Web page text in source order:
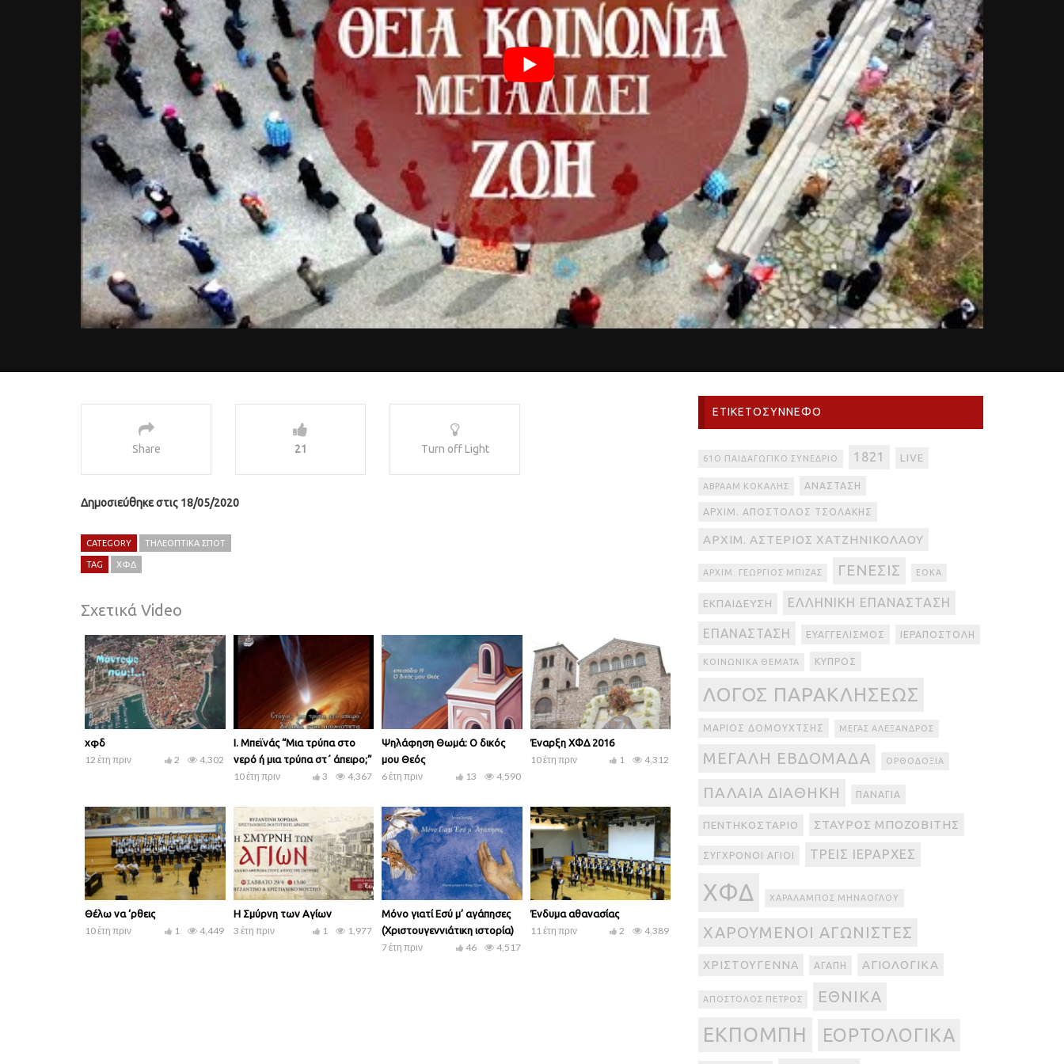
Share 21 Turn off Light
Δημοσιεύθηκε στις 18/05/2020
CATEGORY ΤΗΛΕΟΠΤΙΚΆ ΣΠΟΤ
TAG ΧΦΔ
Σχετικά Video
χφδ
12 έτη πριν 4,302
2
Ι. Μπεϊνάς “Μια τρύπα στο
νερό ή μια τρύπα στ΄ άπειρο;”
10 έτη πριν 4,367
3
Ψηλάφηση Θωμά: Ο δικός
μου Θεός
6 έτη πριν 4,590
13
Έναρξη ΧΦΔ 2016
10 έτη πριν 4,312
1
Θέλω να ‘ρθεις
10 έτη πριν 4,449
1
Η Σμύρνη των Αγίων
3 έτη πριν 1,977
1
Μόνο γιατί Εσύ μ’ αγάπησες
(Χριστουγεννιάτικη ιστορία)
7 έτη πριν 4,517
46
Ένδυμα αθανασίας
11 έτη πριν 4,389
2
ΕΤΙΚΕΤΟΣΎΝΝΕΦΟ
61Ο ΠΑΙΔΑΓΩΓΙΚΌ ΣΥΝΈΔΡΙΟ 1821 LIVE
ΑΒΡΑΆΜ ΚΟΚΆΛΗΣ ΑΝΆΣΤΑΣΗ
ΑΡΧΙΜ. ΑΠΌΣΤΟΛΟΣ ΤΣΟΛΆΚΗΣ
ΑΡΧΙΜ. ΑΣΤΈΡΙΟΣ ΧΑΤΖΗΝΙΚΟΛΆΟΥ
ΑΡΧΙΜ. ΓΕΏΡΓΙΟΣ ΜΠΊΖΑΣ ΓΈΝΕΣΙΣ ΕΟΚΑ
ΕΚΠΑΊΔΕΥΣΗ ΕΛΛΗΝΙΚΉ ΕΠΑΝΆΣΤΑΣΗ
ΕΠΑΝΆΣΤΑΣΗ ΕΥΑΓΓΕΛΙΣΜΌΣ ΙΕΡΑΠΟΣΤΟΛΉ
ΚΟΙΝΩΝΙΚΆ ΘΈΜΑΤΑ ΚΎΠΡΟΣ
ΛΌΓΟΣ ΠΑΡΑΚΛΉΣΕΩΣ
ΜΆΡΙΟΣ ΔΟΜΟΥΧΤΣΉΣ ΜΈΓΑΣ ΑΛΈΞΑΝΔΡΟΣ
ΜΕΓΆΛΗ ΕΒΔΟΜΆΔΑ ΟΡΘΟΔΟΞΊΑ
ΠΑΛΑΙΆ ΔΙΑΘΉΚΗ ΠΑΝΑΓΊΑ
ΠΕΝΤΗΚΟΣΤΆΡΙΟ ΣΤΑΎΡΟΣ ΜΠΟΖΟΒΊΤΗΣ
ΣΎΓΧΡΟΝΟΙ ΆΓΙΟΙ ΤΡΕΙΣ ΙΕΡΆΡΧΕΣ
ΧΦΔ ΧΑΡΆΛΑΜΠΟΣ ΜΗΝΆΟΓΛΟΥ
ΧΑΡΟΎΜΕΝΟΙ ΑΓΩΝΙΣΤΈΣ
ΧΡΙΣΤΟΎΓΕΝΝΑ ΑΓΆΠΗ ΑΓΙΟΛΟΓΙΚΆ
ΑΠΌΣΤΟΛΟΣ ΠΈΤΡΟΣ ΕΘΝΙΚΆ
ΕΚΠΟΜΠΉ ΕΟΡΤΟΛΟΓΙΚΆ